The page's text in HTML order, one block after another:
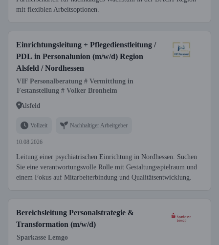
mit flexiblen Arbeitsoptionen.
Einrichtungsleitung + Pflegedienstleitung /
PDL in Personalunion (m/w/d) Region
Alsfeld / Nordhessen
VIF Personalberatung # Vermittlung in
Festanstellung # Volker Bronheim
Alsfeld
Vollzeit Nachhaltiger Arbeitgeber
10.08.2026
Leitung einer psychiatrischen Einrichtung in Nordhessen. Suchen
Sie eine verantwortungsvolle Rolle mit Gestaltungsspielraum und
einem Fokus auf Mitarbeiterbindung und Qualitätsentwicklung.
Bereichsleitung Personalstrategie &
Transformation (m/w/d)
Sparkasse Lemgo